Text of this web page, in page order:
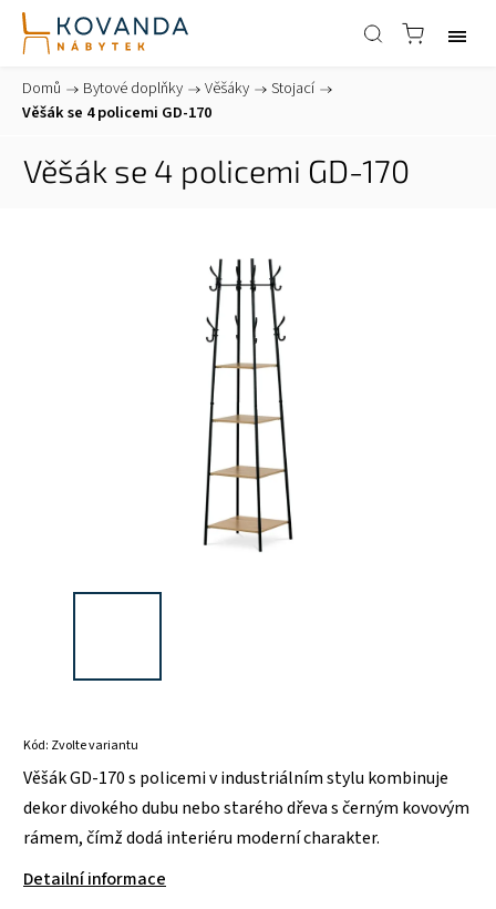
Domů / Bytové doplňky / Věšáky / Stojací /
Věšák se 4 policemi GD-170
Věšák se 4 policemi GD-170
Kód: Zvolte variantu
Věšák GD-170 s policemi v industriálním stylu kombinuje
dekor divokého dubu nebo starého dřeva s černým kovovým
rámem, čímž dodá interiéru moderní charakter.
Detailní informace